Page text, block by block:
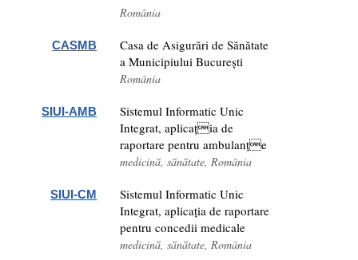
România
CASMB
Casa de Asigurări de Sănătate
a Municipiului București
România
SIUI-AMB
Sistemul Informatic Unic
Integrat, aplicația de
raportare pentru ambulanțe
medicină, sănătate, România
SIUI-CM
Sistemul Informatic Unic
Integrat, aplicația de raportare
pentru concedii medicale
medicină, sănătate, România